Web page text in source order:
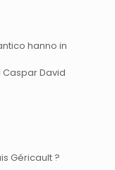
hanno in
David
Géricault ?